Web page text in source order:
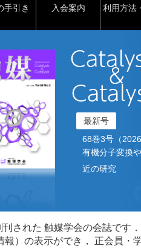
手引き 入会案内 利用方法
最新号
68巻3号（
有機分子変換
近の研究
された 触媒学会の会誌です．
）の表示ができ， 正会員・